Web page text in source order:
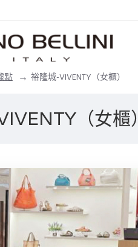
點 裕隆城-VIVENTY（女櫃）
（女櫃）